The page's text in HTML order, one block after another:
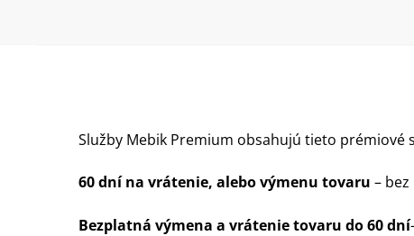
Služby Mebik Premium obsahujú tieto prémiové
60 dní na vrátenie, alebo výmenu tovaru –
Bezplatná výmena a vrátenie tovaru do 60 dní